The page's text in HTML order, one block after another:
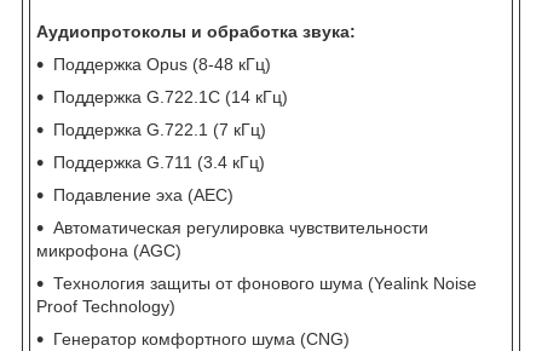
Аудиопротоколы и обработка звука:
Поддержка Opus (8-48 кГц)
Поддержка G.722.1C (14 кГц)
Поддержка G.722.1 (7 кГц)
Поддержка G.711 (3.4 кГц)
Подавление эха (AEC)
Автоматическая регулировка чувствительности
микрофона (AGC)
Технология защиты от фонового шума (Yealink Noise
Proof Technology)
Генератор комфортного шума (CNG)